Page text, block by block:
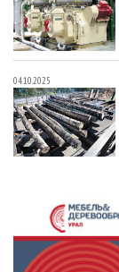
04.10.2025